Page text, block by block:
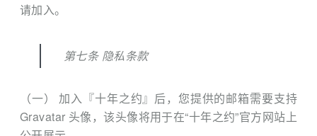
请加入。
第七条 隐私条款
（一） 加入『十年之约』后，您提供的邮箱需要支持
Gravatar 头像，该头像将用于在“十年之约”官方网站上